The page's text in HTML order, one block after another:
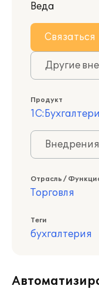
Веда
Связаться
Другие
Продукт
Отрасль /
Торговля
Теги
бухгалтерия